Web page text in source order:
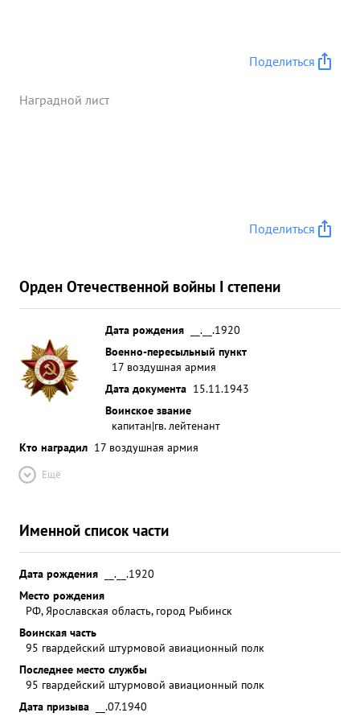
летает с желением во время него проявляет
отлично. ...»
Поделиться
Наградной лист
Поделиться
Орден Отечественной войны I степени
Дата рождения
__.__.1920
Военно-пересыльный пункт
17 воздушная армия
Дата документа 15.11.1943
Воинское звание
капитан|гв. лейтенант
Кто наградил 17 воздушная армия
Ещё
Именной список части
Дата рождения
__.__.1920
Место рождения
РФ, Ярославская область, город Рыбинск
Воинская часть
95 гвардейский штурмовой авиационный полк
Последнее место службы
95 гвардейский штурмовой авиационный полк
Дата призыва
__.07.1940